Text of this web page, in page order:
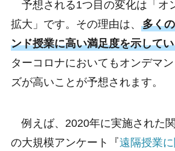
予想される1つ目の変化は「オ
拡大」です。その理由は、 多く
ンド授業に高い満足度を示して
ターコロナにおいてもオンデマ
ズが高いことが予想されます。
例えば、2020年に実施された
の大規模アンケート『遠隔授業